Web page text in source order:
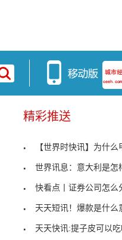
精彩推送
【世界时快讯】为什么甲
世界讯息：意大利是怎样的
快看点丨证券公司怎么分类
天天短讯！爆款是什么意
天天快讯:提子皮可以吃